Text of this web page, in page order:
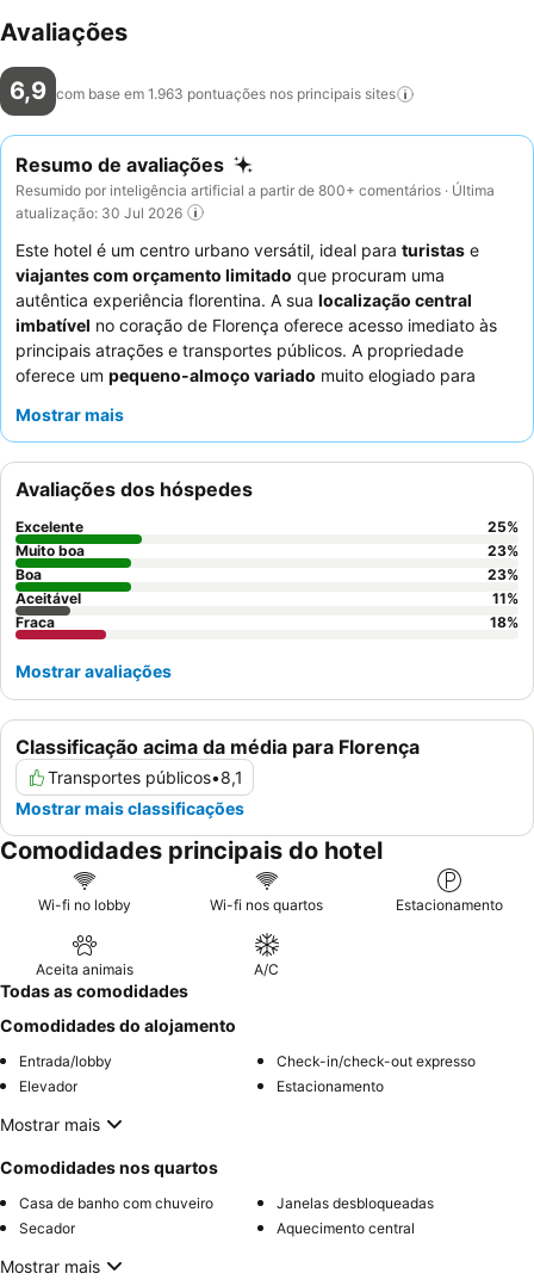
Avaliações
6,9 com base em 1.963 pontuações nos principais sites
Resumo de avaliações
Resumido por inteligência artificial a partir de 800+ comentários · Última
atualização: 30 Jul 2026
Este hotel é um centro urbano versátil, ideal para turistas e
viajantes com orçamento limitado que procuram uma
autêntica experiência florentina. A sua localização central
imbatível no coração de Florença oferece acesso imediato às
principais atrações e transportes públicos. A propriedade
oferece um pequeno-almoço variado muito elogiado para
excecional gentileza e prestabilidade dos funcionários
tranquila com características potencialmente renovadas,
considere solicitar um quarto com vista para o pátio interior.
Mostrar mais
Classificação acima da média para Florença
Transportes públicos•8,1
Mostrar mais classificações
Avaliações dos hóspedes
Excelente 25%
Muito boa
23%
Boa
23%
Aceitável
11%
Fraca
18%
Mostrar avaliações
Comodidades principais do hotel
Wi-fi no lobby Wi-fi nos quartos Estacionamento
Aceita animais A/C
Todas as comodidades
Comodidades do alojamento
Entrada/lobby
Check-in/check-out expresso
Elevador
Estacionamento
Mostrar mais
Comodidades nos quartos
Casa de banho com chuveiro
Janelas desbloqueadas
Secador
Aquecimento central
Mostrar mais